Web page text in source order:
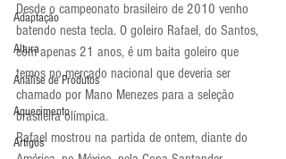
Adaptação
Altura
Análise de Produtos
Aquecimento
Artigos
Desde o campeonato brasileiro de 2010 venho
batendo nesta tecla. O goleiro Rafael, do Santos,
com apenas 21 anos, é um baita goleiro que
temos no mercado nacional que deveria ser
chamado por Mano Menezes para a seleção
brasileira olímpica.
Rafael mostrou na partida de ontem, diante do